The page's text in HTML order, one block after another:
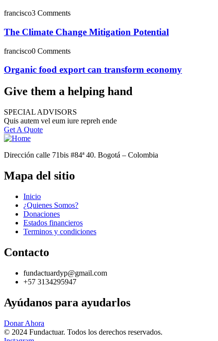
francisco3 Comments
The Climate Change Mitigation Potential
francisco0 Comments
Organic food export can transform economy
Give them a helping hand
SPECIAL ADVISORS
Quis autem vel eum iure repreh ende
Get A Quote
Dirección calle 71bis #84ª 40. Bogotá – Colombia
Mapa del sitio
Inicio
¿Quienes Somos?
Donaciones
Estados financieros
Terminos y condiciones
Contacto
fundactuardyp@gmail.com
+57 3134295947
Ayúdanos para ayudarlos
Donar Ahora
© 2024 Fundactuar. Todos los derechos reservados.